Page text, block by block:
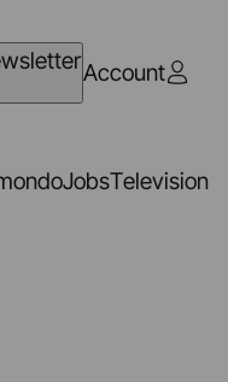
Account
JobsTelevision